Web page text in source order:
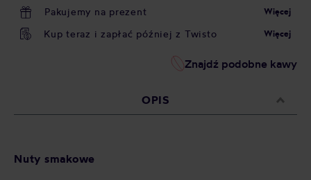
Pakujemy na prezent Więcej
Kup teraz i zapłać później z Twisto Więcej
Znajdź podobne kawy
OPIS
Nuty smakowe